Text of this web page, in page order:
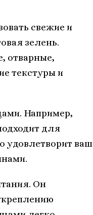
свежие и
зелень.
отварные,
текстуры и
Например,
для
удовлетворит ваш
Он